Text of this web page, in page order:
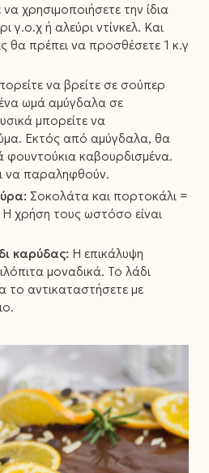
χρησιμοποιήσετε την ίδια
γ.ο.χ ή αλεύρι ντίνκελ. Και
θα πρέπει να προσθέσετε 1 κ.γ
να βρείτε σε σούπερ
ωμά αμύγδαλα σε
μπορείτε να
Εκτός από αμύγδαλα, θα
φουντούκια καβουρδισμένα.
να παραληφθούν.
Σοκολάτα και πορτοκάλι =
χρήση τους ωστόσο είναι
καρύδας: Η επικάλυψη
μοναδικά. Το λάδι
το αντικαταστήσετε με